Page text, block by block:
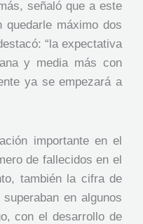
señaló que a este
quedarle máximo dos
“la expectativa
y media más con
ya se empezará a
importante en el
de fallecidos en el
también la cifra de
en algunos
con el desarrollo de